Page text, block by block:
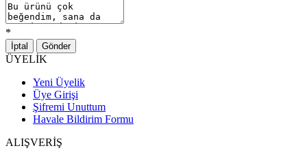
*
İptal Gönder
ÜYELİK
Yeni Üyelik
Üye Girişi
Şifremi Unuttum
Havale Bildirim Formu
ALIŞVERİŞ